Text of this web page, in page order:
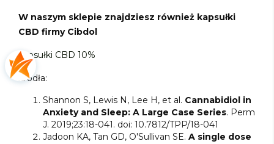
W naszym sklepie znajdziesz również kapsułki
CBD firmy Cibdol
kapsułki CBD 10%
Źródła:
Shannon S, Lewis N, Lee H, et al. Cannabidiol in
Anxiety and Sleep: A Large Case Series. Perm
J. 2019;23:18-041. doi: 10.7812/TPP/18-041
Jadoon KA, Tan GD, O'Sullivan SE. A single dose